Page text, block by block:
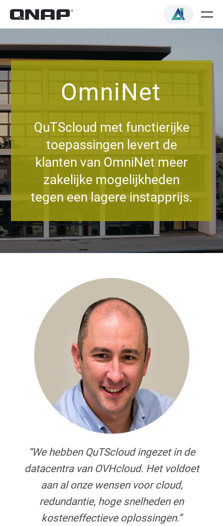
OmniNet
QuTScloud met functierijke
toepassingen levert de
klanten van OmniNet meer
zakelijke mogelijkheden
tegen een lagere instapprijs.
“We hebben QuTScloud ingezet in de
datacentra van OVHcloud. Het voldoet
aan al onze wensen voor cloud,
redundantie, hoge snelheden en
kosteneffectieve oplossingen.”